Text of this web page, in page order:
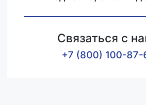
Связаться с
+7 (800) 100-87-